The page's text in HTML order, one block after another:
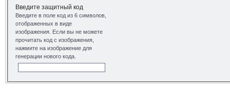
Введите защитный код
Введите в поле код из 6 символов,
отображенных в виде
изображения. Если вы не можете
прочитать код с изображения,
нажмите на изображение для
генерации нового кода.